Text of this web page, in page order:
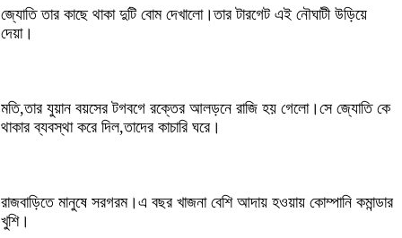
জ্যোতি তার কাছে থাকা দুটি বোম দেখালো।তার টারগেট এই নৌঘাটী উড়িয়ে
দেয়া।
মতি,তার যুয়ান বয়সের টগবগে রক্তের আলড়নে রাজি হয় গেলো।সে জ্যোতি কে
থাকার ব্যবস্থা করে দিল,তাদের কাচারি ঘরে।
রাজবাড়িতে মানুষে সরগরম।এ বছর খাজনা বেশি আদায় হওয়ায় কোম্পানি কমান্ডার
খুশি।